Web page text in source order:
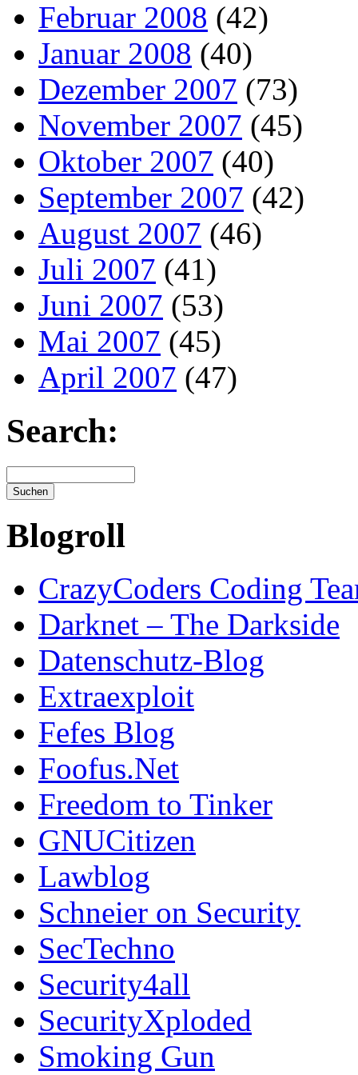
Februar 2008 (42)
Januar 2008 (40)
Dezember 2007 (73)
November 2007 (45)
Oktober 2007 (40)
September 2007 (42)
August 2007 (46)
Juli 2007 (41)
Juni 2007 (53)
Mai 2007 (45)
April 2007 (47)
Search:
Blogroll
CrazyCoders Coding
Darknet – The Darkside
Datenschutz-Blog
Extraexploit
Fefes Blog
Foofus.Net
Freedom to Tinker
GNUCitizen
Lawblog
Schneier on Security
SecTechno
Security4all
SecurityXploded
Smoking Gun